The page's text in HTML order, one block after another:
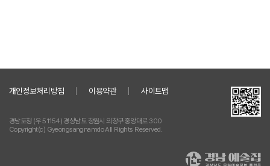
개인정보처리방침 이용약관 사이트맵
경남도청 (우 51154) 경상남도 창원시 의창구 중앙대로 300
Copyright(c) Gyeongsangnamdo All Rights Reserved.